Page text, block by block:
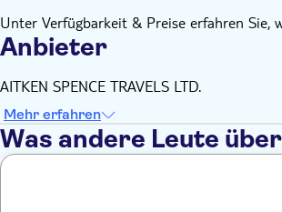
Unter Verfügbarkeit & Preise erfahren Sie,
Anbieter
AITKEN SPENCE TRAVELS LTD.
Mehr erfahren
Was andere Leute